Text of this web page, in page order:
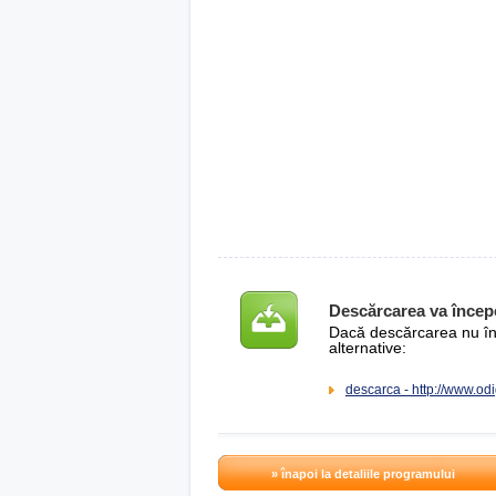
Descărcarea va
Dacă descărcarea nu
alternative:
descarca - http://
» înapoi la detaliile programului